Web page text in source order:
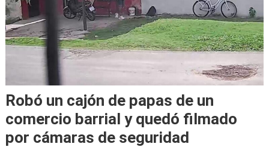
Robó un cajón de papas de un
comercio barrial y quedó filmado
por cámaras de seguridad